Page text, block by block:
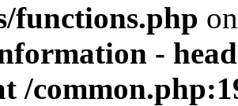
functions.php
-
/